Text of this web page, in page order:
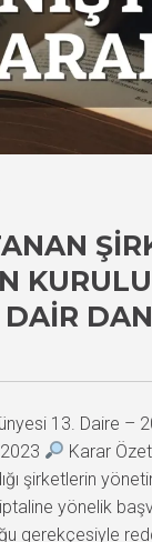
KURULU
13. Daire –
Karar
şirketlerin
iptaline yönelik
gerekçesiyle